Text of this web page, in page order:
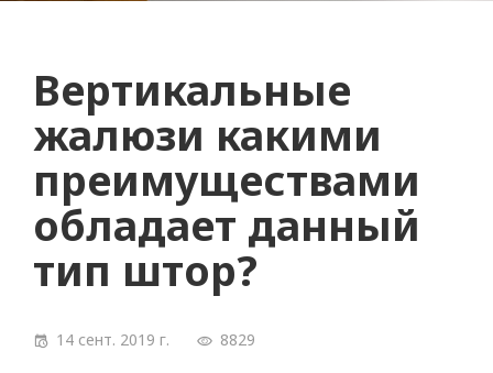
Вертикальные
жалюзи какими
преимуществами
обладает данный
тип штор?
14 сент. 2019 г. 8829